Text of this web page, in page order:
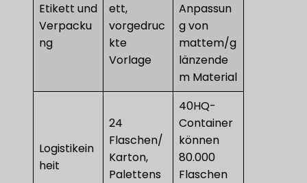
Etikett und
Verpacku
ng
ett,
vorgedruc
kte
Vorlage
Anpassun
g von
mattem/g
länzende
m Material
Logistikein
heit
24
Flaschen/
Karton,
Palettens
40HQ-
Container
können
80.000
Flaschen